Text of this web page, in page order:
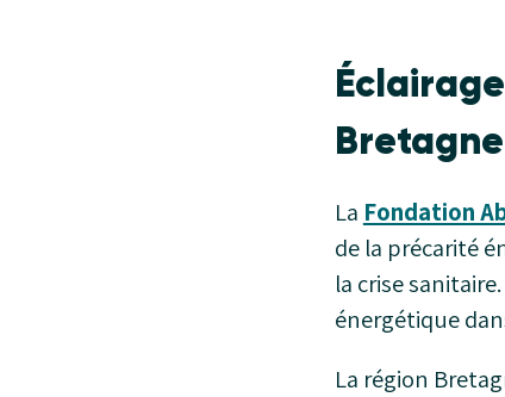
Bretagne
La Fondation
de la précarité
la crise
énergétique
La région